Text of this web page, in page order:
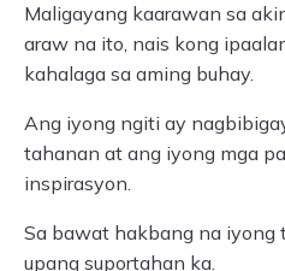
Maligayang kaarawan sa
araw na ito, nais kong
kahalaga sa aming buhay.
Ang iyong ngiti ay
tahanan at ang iyong mga
inspirasyon.
Sa bawat hakbang na iyong
upang suportahan ka.